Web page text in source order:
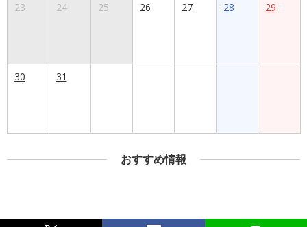
23 24 25 26 27 28 29
30 31
おすすめ情報